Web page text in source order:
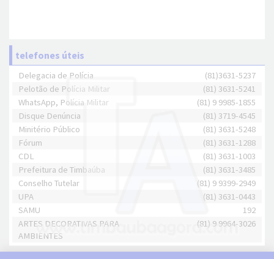
telefones úteis
Delegacia de Polícia
(81)3631-5237
Pelotão de Polícia Militar
(81) 3631-5241
WhatsApp, Polícia Militar
(81) 9 9985-1855
Disque Denúncia
(81) 3719-4545
Minitério Público
(81) 3631-5248
Fórum
(81) 3631-1288
CDL
(81) 3631-1003
Prefeitura de Timbaúba
(81) 3631-3485
Conselho Tutelar
(81) 9 9399-2949
UPA
(81) 3631-0443
SAMU
192
ARTES DECORATIVAS PARA
AMBIENTES
(81) 9 9964-3026